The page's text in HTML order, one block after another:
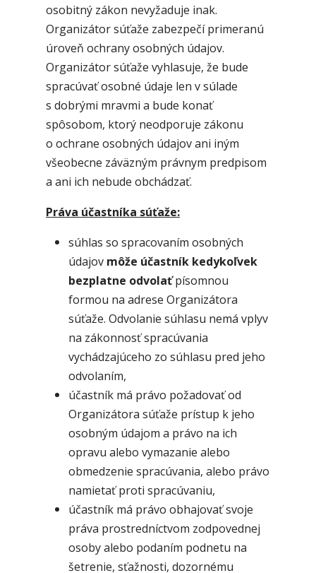
osobitný zákon nevyžaduje inak.
Organizátor súťaže zabezpečí primeranú
úroveň ochrany osobných údajov.
Organizátor súťaže vyhlasuje, že bude
spracúvať osobné údaje len v súlade
s dobrými mravmi a bude konať
spôsobom, ktorý neodporuje zákonu
o ochrane osobných údajov ani iným
všeobecne záväzným právnym predpisom
a ani ich nebude obchádzať.
Práva účastníka súťaže:
súhlas so spracovaním osobných
údajov môže účastník kedykoľvek
bezplatne odvolaťpísomnou
formou na adrese Organizátora
súťaže. Odvolanie súhlasu nemá vplyv
na zákonnosť spracúvania
vychádzajúceho zo súhlasu pred jeho
odvolaním,
účastník má právo požadovať od
Organizátora súťaže prístup k jeho
osobným údajom a právo na ich
opravu alebo vymazanie alebo
obmedzenie spracúvania, alebo právo
namietať proti spracúvaniu,
účastník má právo obhajovať svoje
práva prostredníctvom zodpovednej
osoby alebo podaním podnetu na
šetrenie, sťažnosti, dozornému